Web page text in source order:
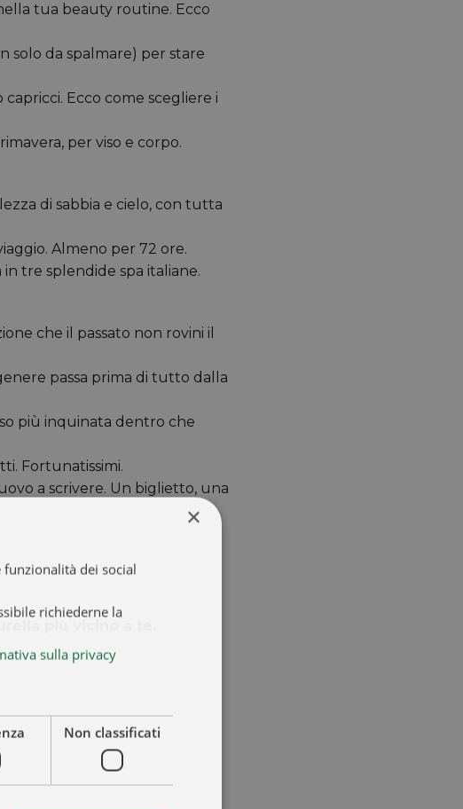
tua beauty routine. Ecco
solo da spalmare) per stare
Ecco come scegliere i
per viso e corpo.
di sabbia e cielo, con tutta
Almeno per 72 ore.
tre splendide spa italiane.
che il passato non rovini il
passa prima di tutto dalla
più inquinata dentro che
Fortunatissimi.
a scrivere. Un biglietto, una
più vicino a te.
×
dei social
richiederne la
sulla privacy
Non classificati